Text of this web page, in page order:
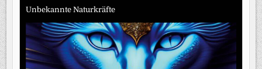
Unbekannte Naturkräfte